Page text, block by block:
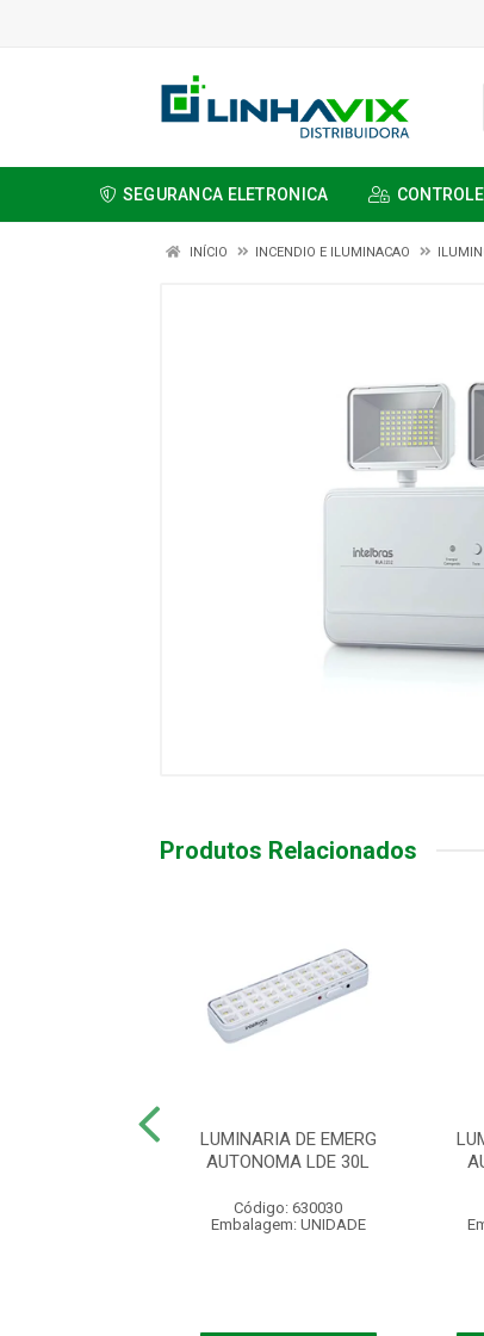
SEGURANCA ELETRONICA
INÍCIO INCENDIO E ILUMINACAO
Produtos Relacionados
LUMINARIA DE EMERG
AUTONOMA LDE 30L
Código: 630030
Embalagem: UNIDADE